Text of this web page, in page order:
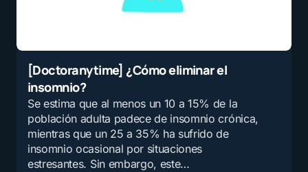
[Doctoranytime] ¿Cómo eliminar el
insomnio?
Se estima que al menos un 10 a 15% de la
población adulta padece de insomnio crónica,
mientras que un 25 a 35% ha sufrido de
insomnio ocasional por situaciones
estresantes. Sin embargo, este…